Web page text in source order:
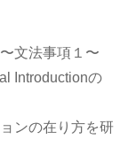
文法事項１〜
Introductionの
ンの在り方を研